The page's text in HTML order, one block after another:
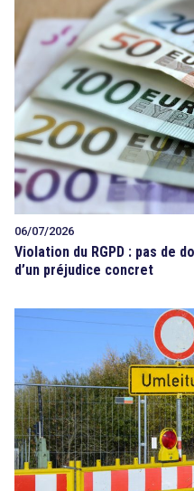
06/07/2026
Violation du RGPD : pas de
d’un préjudice concret